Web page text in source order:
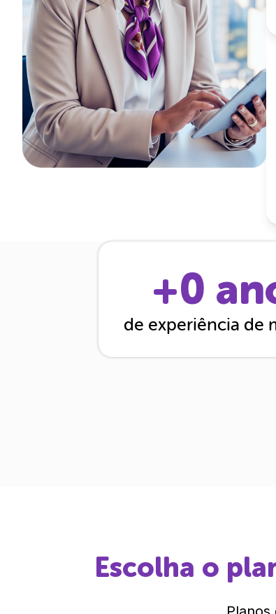
+0
de experiência de
Escolha o